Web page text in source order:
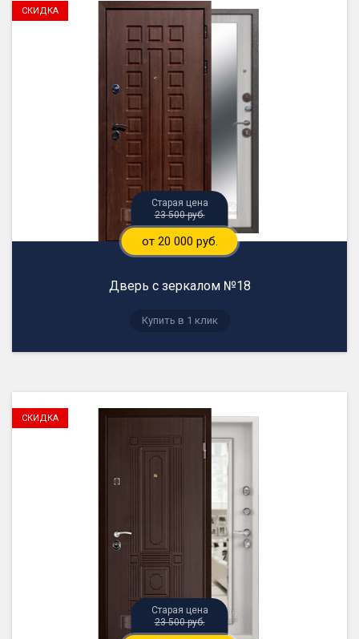
23 500 руб.
от 20 000 руб.
Дверь с зеркалом №18
23 500 руб.